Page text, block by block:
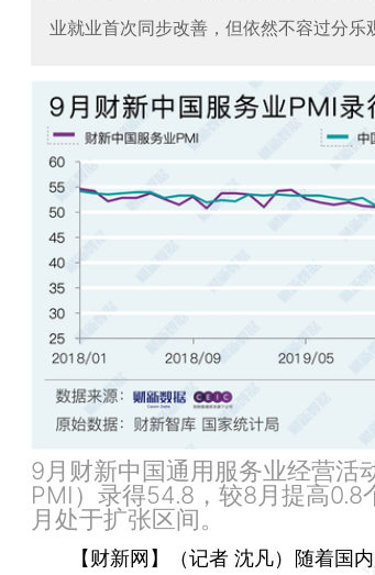
业就业首次同步改善，但依然不容过分乐
9月财新中国通用服务业经营活
PMI）录得54.8，较8月提高0.8
月处于扩张区间。
【财新网】（记者 沈凡） 随着国